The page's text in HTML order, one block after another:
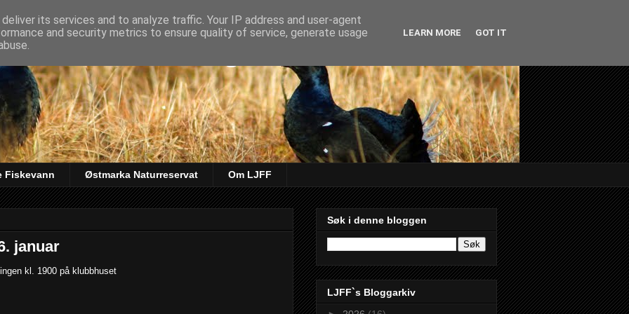
& Fiskeforening
Fiskevann Østmarka Naturreservat Om LJFF
januar
kl. 1900 på klubbhuset
Søk i denne bloggen
LJFF`s Bloggarkiv
its services and to analyze traffic. Your IP address and user-agent
and security metrics to ensure quality of service, generate usage
LEARN MORE GOT IT